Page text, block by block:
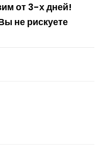
от 3-х дней!
не рискуете